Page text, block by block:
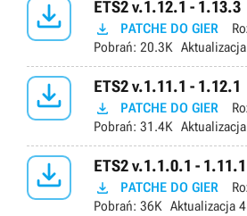
 ETS2 v.1.12.1 - 1.13.3
 PATCHE DO GIER
Pobrań: 20.3K Aktualizacja
 ETS2 v.1.11.1 - 1.12.1
 PATCHE DO GIER
Pobrań: 31.4K Aktualizacja
 ETS2 v.1.1.0.1 - 1.11.1
 PATCHE DO GIER
Pobrań: 36K Aktualizacja